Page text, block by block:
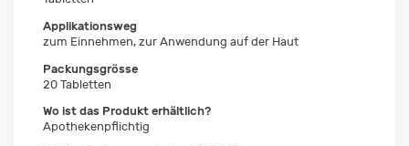
Applikationsweg
zum Einnehmen, zur Anwendung auf der Haut
Packungsgrösse
20 Tabletten
Wo ist das Produkt erhältlich?
Apothekenpflichtig